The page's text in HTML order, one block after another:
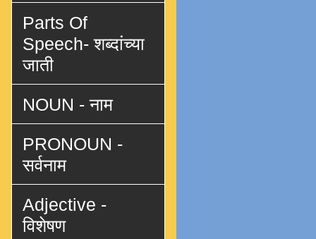
Parts Of
Speech- शब्दांच्या
जाती
NOUN - नाम
PRONOUN -
सर्वनाम
Adjective -
विशेषण